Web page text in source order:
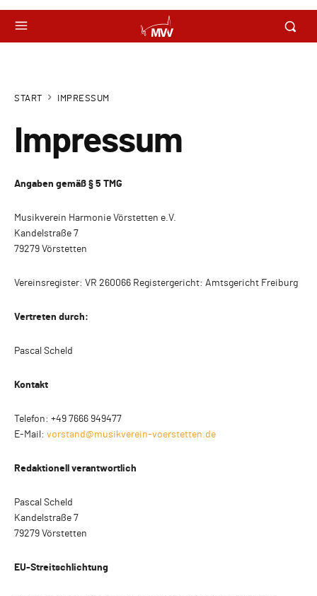
START IMPRESSUM
Impressum
Angaben gemäß § 5 TMG
Musikverein Harmonie Vörstetten e.V.
Kandelstraße 7
79279 Vörstetten
Vereinsregister: VR 260066 Registergericht: Amtsgericht Freiburg
Vertreten durch:
Pascal Scheld
Kontakt
Telefon: +49 7666 949477
E-Mail: vorstand@musikverein-voerstetten.de
Redaktionell verantwortlich
Pascal Scheld
Kandelstraße 7
79279 Vörstetten
EU-Streitschlichtung